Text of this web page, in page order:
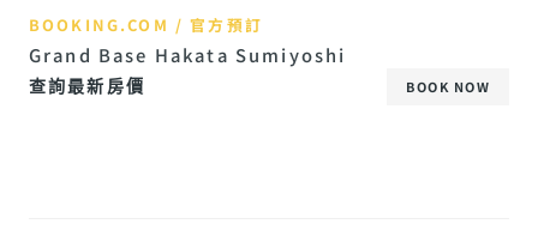
BOOKING.COM / 官方預訂
Grand Base Hakata Sumiyoshi
查詢最新房價 BOOK NOW